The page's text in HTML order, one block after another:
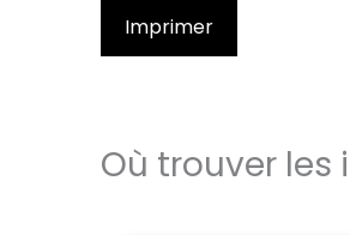
Imprimer
Où trouver